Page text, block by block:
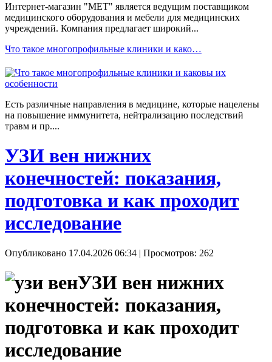
Интернет-магазин "МЕТ" является ведущим поставщиком
медицинского оборудования и мебели для медицинских
учреждений. Компания предлагает широкий...
Что такое многопрофильные клиники и како…
Есть различные направления в медицине, которые нацелены
на повышение иммунитета, нейтрализацию последствий
травм и пр....
УЗИ вен нижних
конечностей: показания,
подготовка и как проходит
исследование
Опубликовано 17.04.2026 06:34 | Просмотров: 262
УЗИ вен нижних
конечностей: показания,
подготовка и как проходит
исследование